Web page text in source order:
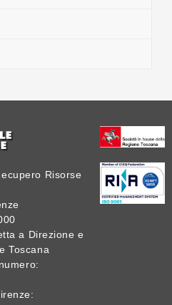
Risorse
a Direzione e
Toscana